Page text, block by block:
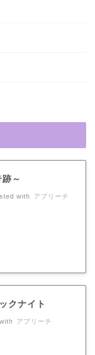
～
with アプリーチ
クナイト
アプリーチ